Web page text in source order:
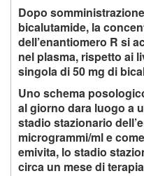
Dopo
bicalutamide, la
dell’enantiomero R si
nel plasma, rispetto ai
singola di 50 mg di
Uno schema
al giorno dara luogo a
stadio stazionario
microgrammi/ml e
emivita, lo stadio
circa un mese di